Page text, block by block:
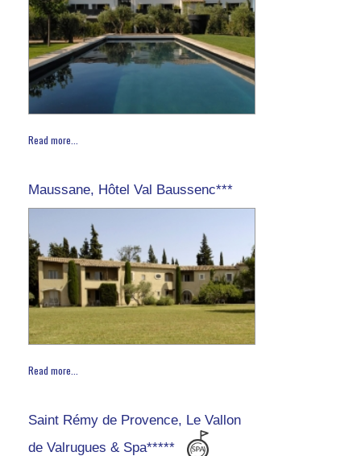
Read more...
Maussane, Hôtel Val Baussenc***
Read more...
Saint Rémy de Provence, Le Vallon
de Valrugues & Spa*****